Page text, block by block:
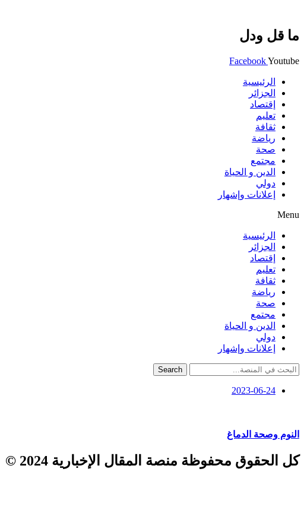
ما قل ودل
FacebookYoutube
الرئيسية
الجزائر
إقتصاد
تعليم
ثقافة
رياضة
صحة
مجتمع
الدين و الحياة
دولي
إعلانات وإشهار
Menu
الرئيسية
الجزائر
إقتصاد
تعليم
ثقافة
رياضة
صحة
مجتمع
الدين و الحياة
دولي
إعلانات وإشهار
Search
2023-06-24
النوم وصحة الدماغ
كل الحقوق محفوظة منصة المقال الإخبارية 2024 ©